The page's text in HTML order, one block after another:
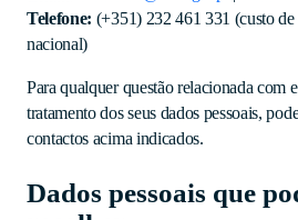
Telefone: (+351) 232 461 331 (custo
nacional)
Para qualquer questão relacionada com
tratamento dos seus dados pessoais,
contactos acima indicados.
Dados pessoais que